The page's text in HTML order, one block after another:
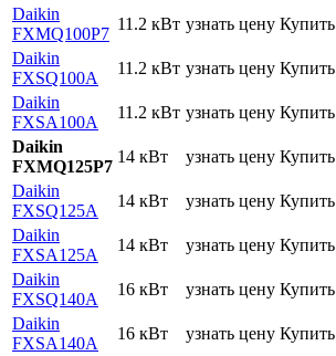
Daikin
FXMQ100P7
11.2 кВт узнать цену Купить
Daikin
FXSQ100A
11.2 кВт узнать цену Купить
Daikin
FXSA100A
11.2 кВт узнать цену Купить
Daikin
FXMQ125P7
14 кВт узнать цену Купить
Daikin
FXSQ125A
14 кВт узнать цену Купить
Daikin
FXSA125A
14 кВт узнать цену Купить
Daikin
FXSQ140A
16 кВт узнать цену Купить
Daikin
FXSA140A
16 кВт узнать цену Купить